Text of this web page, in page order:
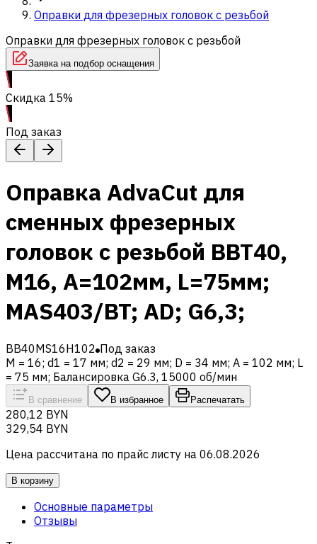
Оправки для фрезерных головок с резьбой
Оправки для фрезерных головок с резьбой
Заявка на подбор оснащения
Скидка 15%
Под заказ
Оправка AdvaCut для
сменных фрезерных
головок с резьбой BBT40,
M16, A=102мм, L=75мм;
MAS403/BT; AD; G6,3;
BB40MS16H102 Под заказ
M = 16; d1 = 17 мм; d2 = 29 мм; D = 34 мм; A = 102 мм; L
= 75 мм; Балансировка G6.3, 15000 об/мин
В сравнение В избранное Распечатать
280,12 BYN
329,54 BYN
Цена рассчитана по прайс листу на 06.08.2026
В корзину
Основные параметры
Отзывы